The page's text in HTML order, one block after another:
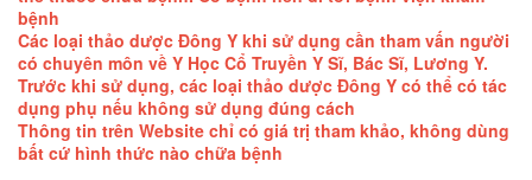
bệnh
Các loại thảo dược Đông Y khi sử dụng cần tham vấn người
có chuyên môn về Y Học Cổ Truyền Y Sĩ, Bác Sĩ, Lương Y.
Trước khi sử dụng, các loại thảo dược Đông Y có thể có tác
dụng phụ nếu không sử dụng đúng cách
Thông tin trên Website chỉ có giá trị tham khảo, không dùng
bất cứ hình thức nào chữa bệnh